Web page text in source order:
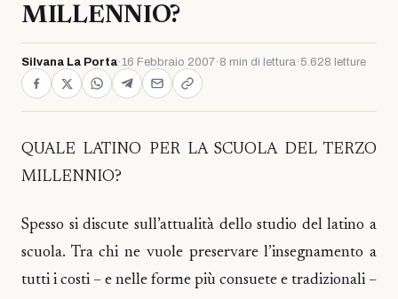
MILLENNIO?
Silvana La Porta·16 Febbraio 2007· 8 min di lettura· 5.628 letture
QUALE LATINO PER LA SCUOLA DEL TERZO
MILLENNIO?
Spesso si discute sull’attualità dello studio del latino a
scuola. Tra chi ne vuole preservare l’insegnamento a
tutti i costi – e nelle forme più consuete e tradizionali –